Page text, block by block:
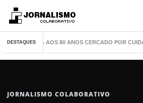
DESTAQUES
CHEGA AOS 80 ANOS CERCADO POR CUIDADOS
JORNALISMO COLABORATIVO